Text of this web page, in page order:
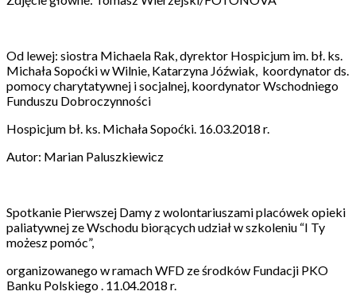
Od lewej: siostra Michaela Rak, dyrektor Hospicjum im. bł. ks.
Michała Sopoćki w Wilnie, Katarzyna Jóźwiak, koordynator ds.
pomocy charytatywnej i socjalnej, koordynator Wschodniego
Funduszu Dobroczynności
Hospicjum bł. ks. Michała Sopoćki. 16.03.2018 r.
Autor: Marian Paluszkiewicz
Spotkanie Pierwszej Damy z wolontariuszami placówek opieki
paliatywnej ze Wschodu biorących udział w szkoleniu “I Ty
możesz pomóc”,
organizowanego w ramach WFD ze środków Fundacji PKO
Banku Polskiego . 11.04.2018 r.